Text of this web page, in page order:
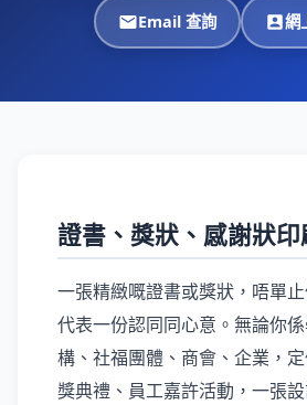
Email 查詢 網
證書、獎狀、感謝狀
一張精緻嘅證書或獎狀，唔單
代表一份認同同心意。無論你
構、社福團體、商會、企業，
獎典禮、員工嘉許活動，一張